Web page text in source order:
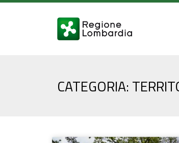
CATEGORIA: